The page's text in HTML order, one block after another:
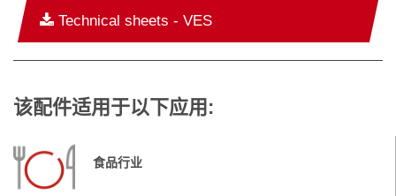
Technical sheets - VES
该配件适用于以下应用:
食品行业